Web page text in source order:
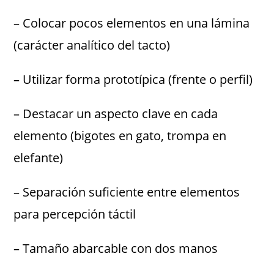
– Colocar pocos elementos en una lámina
(carácter analítico del tacto)
– Utilizar forma prototípica (frente o perfil)
– Destacar un aspecto clave en cada
elemento (bigotes en gato, trompa en
elefante)
– Separación suficiente entre elementos
para percepción táctil
– Tamaño abarcable con dos manos